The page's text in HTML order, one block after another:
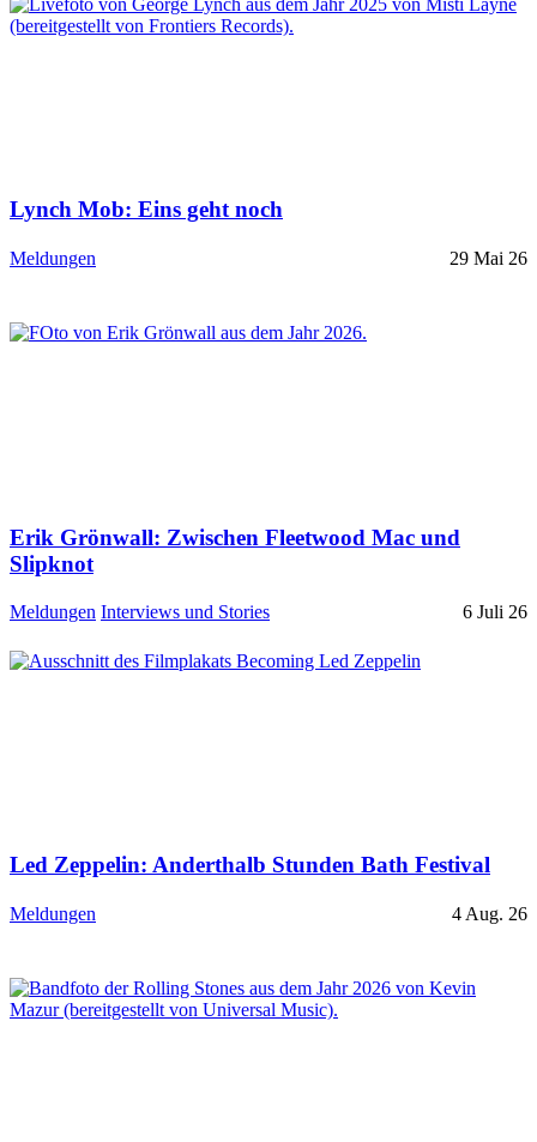
Lynch Mob: Eins geht noch
Meldungen 29 Mai 26
Erik Grönwall: Zwischen Fleetwood Mac und
Slipknot
Meldungen Interviews und Stories 6 Juli 26
Led Zeppelin: Anderthalb Stunden Bath Festival
Meldungen 4 Aug. 26